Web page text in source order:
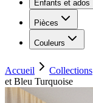
Enfants et ados
Pièces
Couleurs
Accueil Collections
et Bleu Turquoise